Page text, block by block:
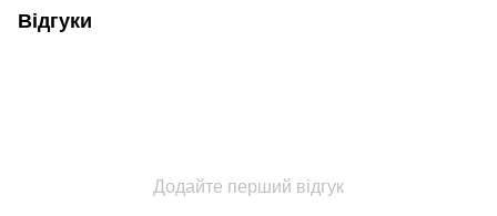
Відгуки
Додайте перший відгук